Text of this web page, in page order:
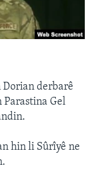
Dorian derbarê
Gel
hin li Sûrîyê ne